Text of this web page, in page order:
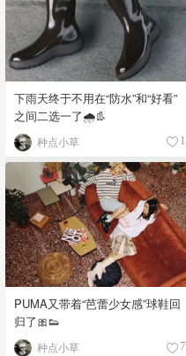
下雨天终于不用在“防水”和“好看”
之间二选一了🌧️👢
种点小草 1
PUMA又带着“芭蕾少女感”球鞋回
归了🎀👟
种点小草 7